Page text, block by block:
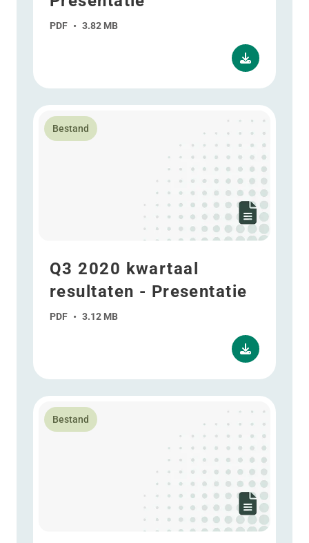
PDF • 3.82 MB
Bestand
Q3 2020 kwartaal
resultaten - Presentatie
PDF • 3.12 MB
Lees meer over Q3 2020 kwartaal resultaten -
Bestand
Lees meer over Halfjaarlijks resultaat 2020 -